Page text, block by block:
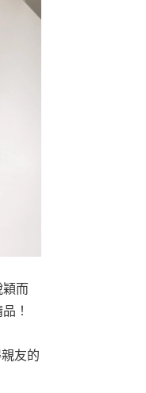
穎而
！
友的